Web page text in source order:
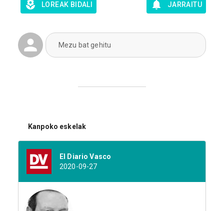
LOREAK BIDALI JARRAITU
Mezu bat gehitu
Kanpoko eskelak
El Diario Vasco
2020-09-27